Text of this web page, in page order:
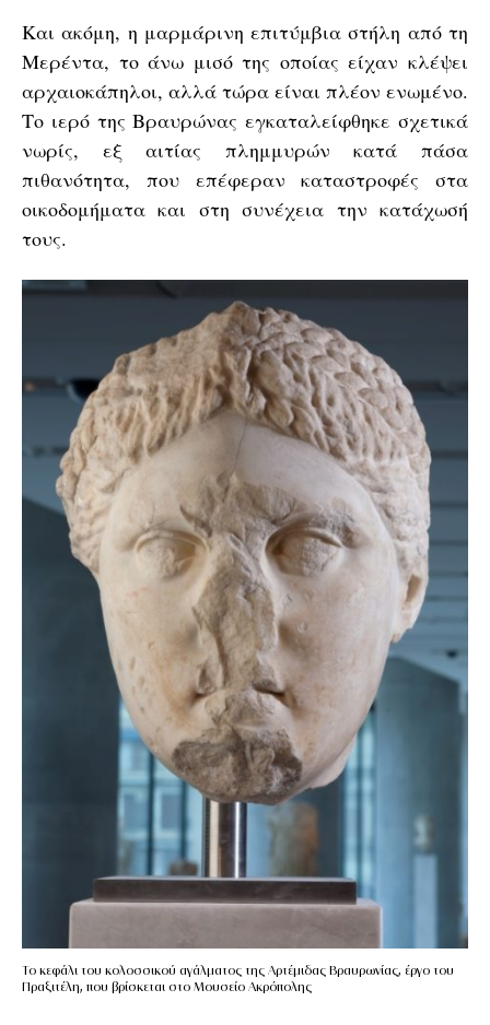
Και ακόμη, η μαρμάρινη επιτύμβια στήλη από τη
Μερέντα, το άνω μισό της οποίας είχαν κλέψει
αρχαιοκάπηλοι, αλλά τώρα είναι πλέον ενωμένο.
Το ιερό της Βραυρώνας εγκαταλείφθηκε σχετικά
νωρίς, εξ αιτίας πλημμυρών κατά πάσα
πιθανότητα, που επέφεραν καταστροφές στα
οικοδομήματα και στη συνέχεια την κατάχωσή
τους.
Το κεφάλι του κολοσσικού αγάλματος της Αρτέμιδας Βραυρωνίας, έργο του
Πραξιτέλη, που βρίσκεται στο Μουσείο Ακρόπολης